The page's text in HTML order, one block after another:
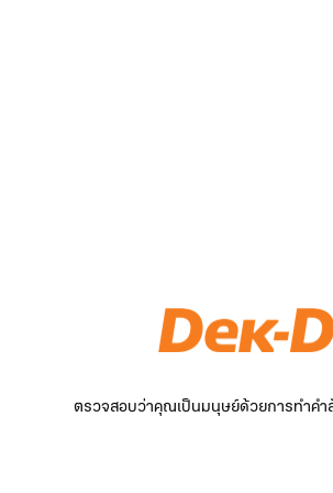
ตรวจสอบว่าคุณเป็นมนุษย์ด้วยการทำคำ